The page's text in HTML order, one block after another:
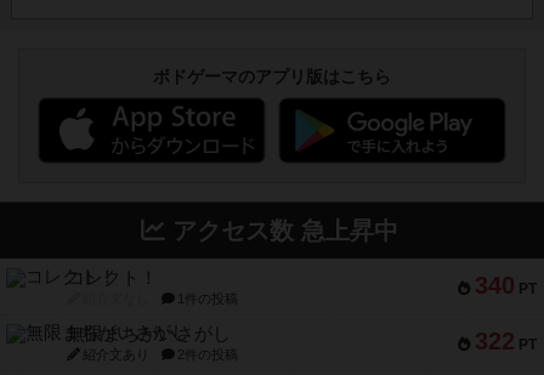
ボドゲーマのアプリ版はこちら
アクセス数 急上昇中
340 PT
コレクト！
1件の投稿
322 PT
無限まちがいさがし
紹介文あり 2件の投稿